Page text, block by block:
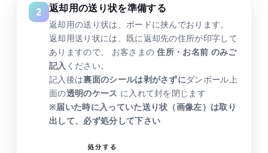
返却用の送り状を準備する
返却用の送り状は、ボードに挟んでおります。
返却用送り状には、既に返却先の住所が印字して
ありますので、 お客さまの住所・お名前 のみご
記入 ください。
記入後は裏面のシールは剥がさずにダンボール上
面の透明のケース に入れて封を閉じます
※届いた時に入っていた送り状（画像左）は取り
出して、必ず処分して下さい